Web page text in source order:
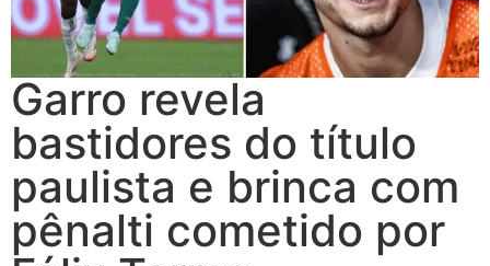
Garro revela
bastidores do título
paulista e brinca com
pênalti cometido por